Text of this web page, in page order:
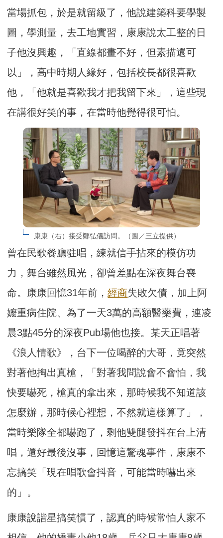
當場抓包，於是就留級了，他說建築科要學製
圖，學測量，去工地實習，康康說太工整的日
子他沒興趣，「直線都畫不好，但素描還可
以」，高中時期人緣好，包括校長都很喜歡
他，「他就是喜歡我才把我留下來」，這些現
在講很好笑的事，在當時他覺得很可怕。
康康（右）接受鄭弘儀訪問。（圖／三立提供）
曾在民歌餐廳驻唱，練就信手拈來的模仿功
力，舞台雖然風光，卻曾差點在深夜舞台喪
命。康康回憶31年前，經商失敗欠債，加上阿
嬤重病住院、為了一天3萬的高額醫藥費，連凌
晨3點45分的深夜Pub場他也接。某天正唱著
《浪人情歌》，台下一位喝醉的大哥，竟突然
對著他掏出真槍，「對著我問說會不會怕，我
快要嚇死，槍真的拿出來，那時候我不知道該
怎麼辦，那時候心裡想，不然就這樣算了」，
當時樂隊全都嚇跑了，剩他雙腿發抖在台上清
唱，還好最後沒事，回憶這驚魂事件，康康不
忘搞笑「現在唱歌會抖音，可能當時嚇出來
的」。
康康說諧星搞笑慣了，認真的時候常怕人家不